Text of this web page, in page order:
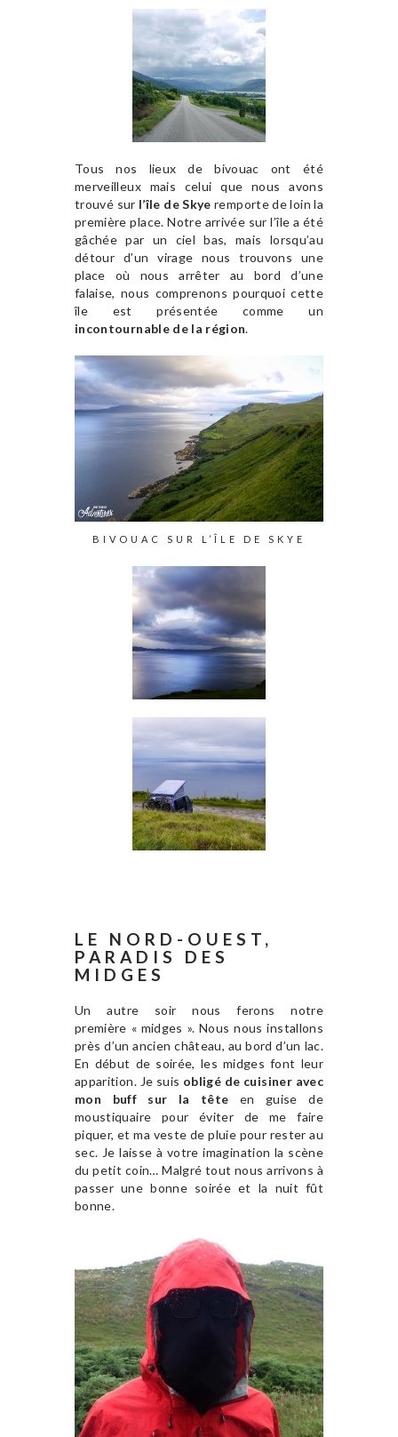
Tous nos lieux de bivouac ont été
merveilleux mais celui que nous avons
trouvé sur l’île de Skye remporte de loin la
première place. Notre arrivée sur l’île a été
gâchée par un ciel bas, mais lorsqu’au
détour d’un virage nous trouvons une
place où nous arrêter au bord d’une
falaise, nous comprenons pourquoi cette
île est présentée comme un
incontournable de la région.
BIVOUAC SUR L’ÎLE DE SKYE
LE NORD-OUEST,
PARADIS DES
MIDGES
Un autre soir nous ferons notre
première « midges ». Nous nous installons
près d’un ancien château, au bord d’un lac.
En début de soirée, les midges font leur
apparition. Je suis obligé de cuisiner avec
mon buff sur la tête en guise de
moustiquaire pour éviter de me faire
piquer, et ma veste de pluie pour rester au
sec. Je laisse à votre imagination la scène
du petit coin… Malgré tout nous arrivons à
passer une bonne soirée et la nuit fût
bonne.